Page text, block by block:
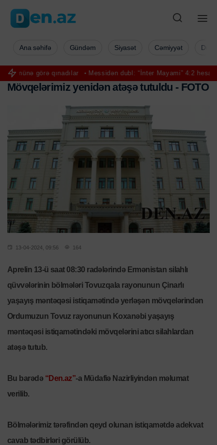
Messidən dubl: “İnter Mayami” 4:2 hesabı ilə qalib gəldi
Ana səhifə Gündəm Siyasət Cəmiyyət
Mövqelərimiz yenidən atəşə tutuldu - FOTO
13-04-2024, 09:56 164
Aprelin 13-ü saat 08:30 radələrində Ermənistan silahlı
qüvvələrinin bölmələri Tovuzqala rayonunun Çinarlı
yaşayış məntəqəsi istiqamətində yerləşən mövqelərindən
Ordumuzun Tovuz rayonunun Koxanəbi yaşayış
məntəqəsi istiqamətindəki mövqelərini atıcı silahlardan
atəşə tutub.
Bu barədə “Den.az”-a Müdafiə Nazirliyindən məlumat
verilib.
Bölmələrimiz tərəfindən qeyd olunan istiqamətdə adekvat
cavab tədbirləri görülüb.